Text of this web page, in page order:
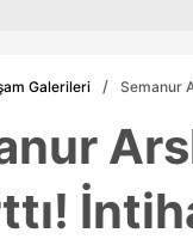
Galerileri Semanur